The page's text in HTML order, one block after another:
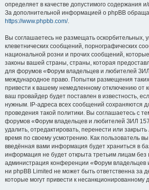
определяет в качестве допустимого содержания
За дополнительной информацией о phpBB
https://www.phpbb.com/.
Вы соглашаетесь не размещать оскорбительных,
клеветнических сообщений, порнографических
национальной розни и прочих сообщений,
законы вашей страны, страны, которая
для форумов «Форум владельцев и любителей
международное право. Попытки размещения
привести к вашему немедленному отключению от
ваш провайдер будет поставлен в известность,
нужным. IP-адреса всех сообщений сохраняются
проведения такой политики. Вы соглашаетесь с
форумов «Форум владельцев и любителей ЗИЛ
удалить, отредактировать, перенести или
время по своему усмотрению. Как пользователь
введённая вами информация будет храниться в
информация не будет открыта третьим лицам
администрация конференции «Форум
ни phpBB Limited не может быть ответственна за
которые могут привести к несанкционированному